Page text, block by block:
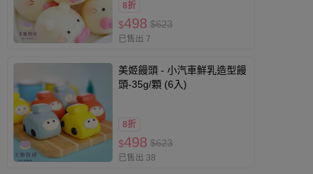
8折
$498 $623
已售出 7
美姬饅頭 - 小汽車鮮乳造型饅
頭-35g/顆 (6入)
8折
$498 $623
已售出 38